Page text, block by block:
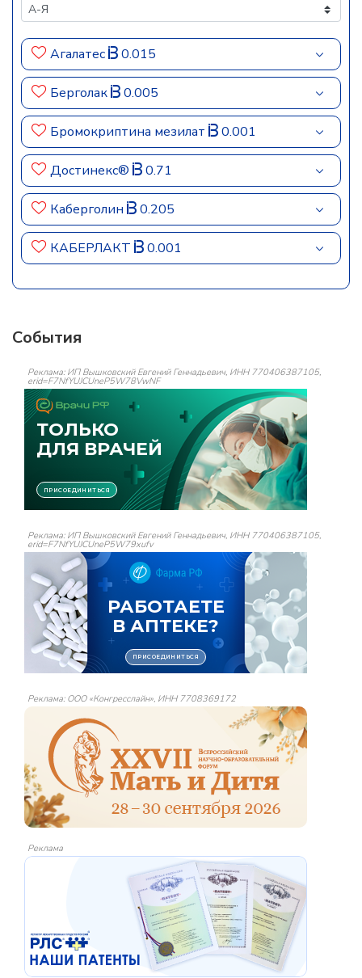
Агалатес 0.015
Берголак 0.005
Бромокриптина мезилат 0.001
Достинекс® 0.71
Каберголин 0.205
КАБЕРЛАКТ 0.001
События
Реклама: ИП Вышковский Евгений Геннадьевич, ИНН 770406387105,
erid=F7NfYUJCUneP5W78VwNF
Реклама: ИП Вышковский Евгений Геннадьевич, ИНН 770406387105,
erid=F7NfYUJCUneP5W79xufv
Реклама: ООО «Конгресслайн», ИНН 7708369172
Реклама